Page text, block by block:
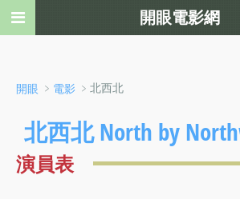
開眼 ﹥ 電影 ﹥北西北
北西北 North by
演員表
開眼電影網